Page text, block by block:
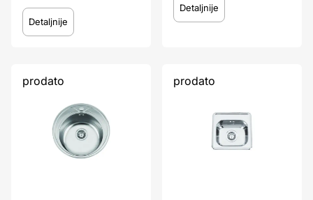
Detaljnije
Detaljnije
prodato prodato